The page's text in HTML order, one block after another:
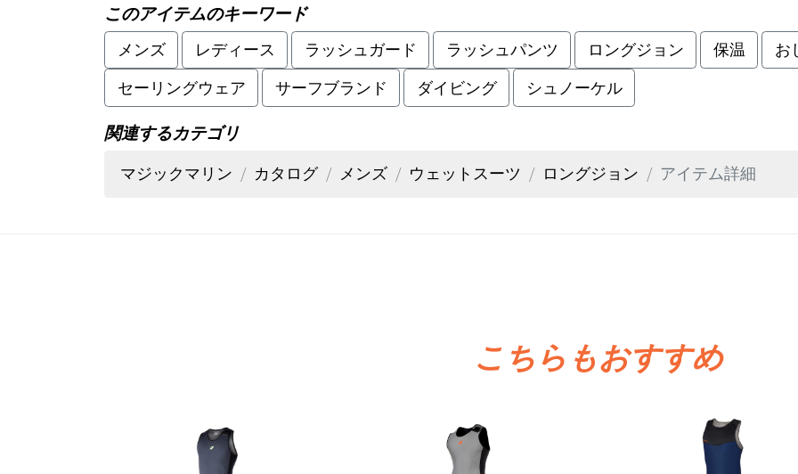
このアイテムのキーワード
メンズ
レディース ラッシュガード ラッシュパンツ ロングジョン 保温 お
セーリングウェア
サーフブランド ダイビング シュノーケル
関連するカテゴリ
マジックマリン
カタログ メンズ ウェットスーツ ロングジョン アイテム詳細
こちらもおすすめ